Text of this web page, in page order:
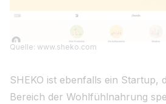
Quelle: www.sheko.com
SHEKO ist ebenfalls ein Startup,
Bereich der Wohlfühlnahrung